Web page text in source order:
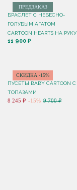
ПРЕДЗАКАЗ
БРАСЛЕТ С НЕБЕСНО-
ГОЛУБЫМ АГАТОМ
CARTOON HEARTS НА РУКУ
11 900 ₽
СКИДКА -15%
ПУСЕТЫ BABY CARTOON С
ТОПАЗАМИ
8 245 ₽ -15% 9 700 ₽